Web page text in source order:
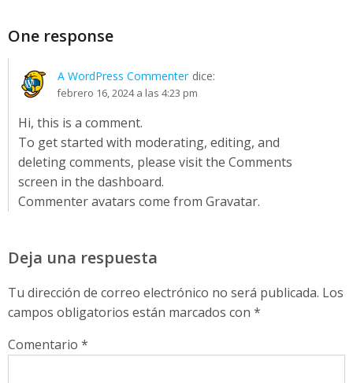
One response
A WordPress Commenter dice:
febrero 16, 2024 a las 4:23 pm
Hi, this is a comment.
To get started with moderating, editing, and
deleting comments, please visit the Comments
screen in the dashboard.
Commenter avatars come from Gravatar.
Deja una respuesta
Tu dirección de correo electrónico no será publicada. Los
campos obligatorios están marcados con *
Comentario *